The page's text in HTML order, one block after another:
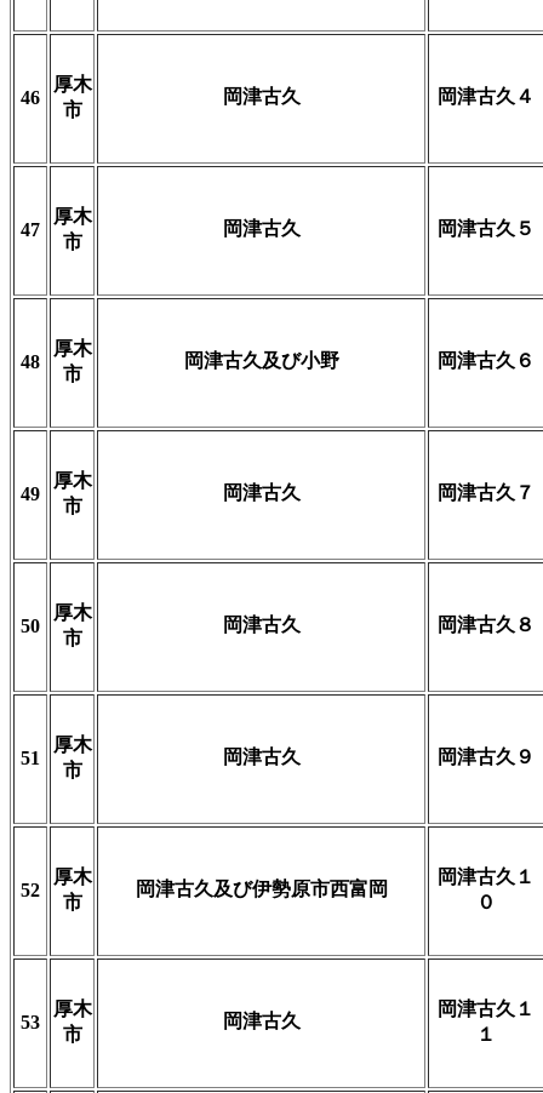
46
厚木
市
岡津古久 岡津古久４
47
厚木
市
岡津古久 岡津古久５
48
厚木
市
岡津古久及び小野 岡津古久６
49
厚木
市
岡津古久 岡津古久７
50
厚木
市
岡津古久 岡津古久８
51
厚木
市
岡津古久 岡津古久９
52
厚木
市
岡津古久及び伊勢原市西富岡
岡津古久１
０
53
厚木
市
岡津古久
岡津古久１
１